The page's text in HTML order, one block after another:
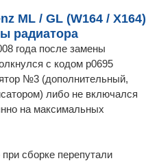
ML / GL (W164 / X164)
радиатора
года после замены
с кодом p0695
№3 (дополнительный,
либо не включался
на максимальных
сборке перепутали